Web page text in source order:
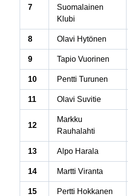
7
Suomalainen
Klubi
8 Olavi Hytönen
9 Tapio Vuorinen
10 Pentti Turunen
11 Olavi Suvitie
12
Markku
Rauhalahti
13 Alpo Harala
14 Martti Viranta
15 Pertti Hokkanen